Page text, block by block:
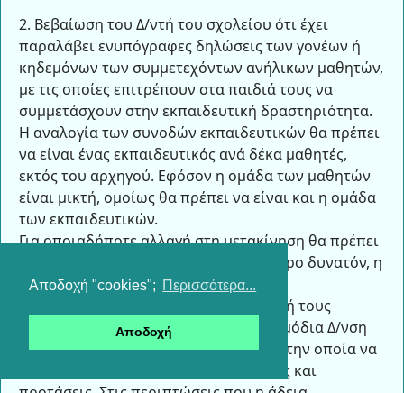
Αποδοχή "cookies"; Περισσότερα...
Αποδοχή
2. Βεβαίωση του Δ/ντή του σχολείου ότι έχει
παραλάβει ενυπόγραφες δηλώσεις των γονέων ή
κηδεμόνων των συμμετεχόντων ανήλικων μαθητών,
με τις οποίες επιτρέπουν στα παιδιά τους να
συμμετάσχουν στην εκπαιδευτική δραστηριότητα.
Η αναλογία των συνοδών εκπαιδευτικών θα πρέπει
να είναι ένας εκπαιδευτικός ανά δέκα μαθητές,
εκτός του αρχηγού. Εφόσον η ομάδα των μαθητών
είναι μικτή, ομοίως θα πρέπει να είναι και η ομάδα
των εκπαιδευτικών.
Για οποιαδήποτε αλλαγή στη μετακίνηση θα πρέπει
να ενημερώνεται εγγράφως, το ταχύτερο δυνατόν, η
αρμόδια Δ/νση του Υπουργείου.
Οι μετακινούμενοι μετά την επιστροφή τους
υποχρεούνται να υποβάλουν στην αρμόδια Δ/νση
λεπτομερή έκθεση δραστηριοτήτων, στην οποία να
περιλαμβάνονται τυχόν παρατηρήσεις και